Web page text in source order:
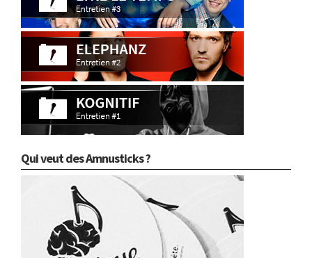
Qui veut des Amnusticks ?